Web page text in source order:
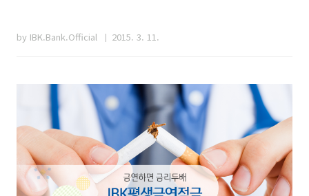
by IBK.Bank.Official 2015. 3. 11.